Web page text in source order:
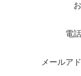
電
メールア